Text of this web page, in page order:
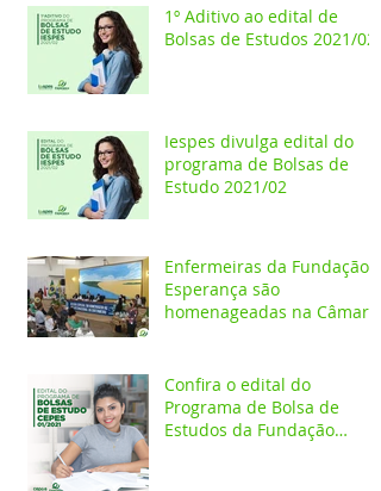
1º Aditivo ao edital de
Bolsas de Estudos 2021/02
Iespes divulga edital do
programa de Bolsas de
Estudo 2021/02
Enfermeiras da Fundação
Esperança são
homenageadas na Câmara
Confira o edital do
Programa de Bolsa de
Estudos da Fundação